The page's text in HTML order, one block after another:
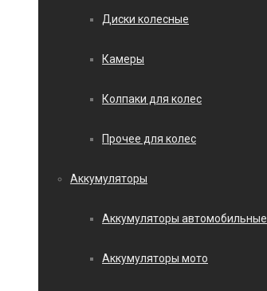
Диски колесные
Камеры
Колпаки для колес
Прочее для колес
Аккумуляторы
Аккумуляторы автомобильные
Аккумуляторы мото